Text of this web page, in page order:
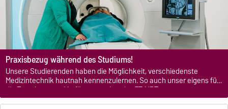
Praxisbezug während des Studiums!
Unsere Studierenden haben die Möglichkeit, verschiedenste
Medizintechnik hautnah kennenzulernen. So auch unser eigens für
die Forschung zur Verfügung stehendes 3T-MRT.